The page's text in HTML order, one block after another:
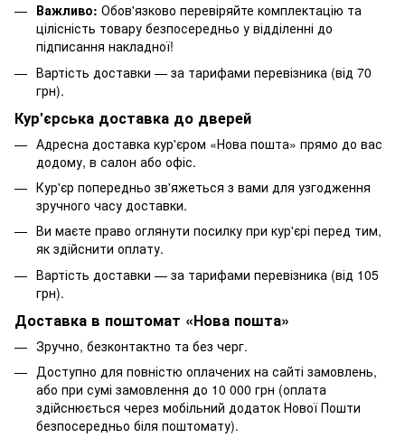
Важливо: Обов'язково перевіряйте комплектацію та
цілісність товару безпосередньо у відділенні до
підписання накладної!
Вартість доставки — за тарифами перевізника (від 70
грн).
Кур'єрська доставка до дверей
Адресна доставка кур'єром «Нова пошта» прямо до вас
додому, в салон або офіс.
Кур'єр попередньо зв'яжеться з вами для узгодження
зручного часу доставки.
Ви маєте право оглянути посилку при кур'єрі перед тим,
як здійснити оплату.
Вартість доставки — за тарифами перевізника (від 105
грн).
Доставка в поштомат «Нова пошта»
Зручно, безконтактно та без черг.
Доступно для повністю оплачених на сайті замовлень,
або при сумі замовлення до 10 000 грн (оплата
здійснюється через мобільний додаток Нової Пошти
безпосередньо біля поштомату).